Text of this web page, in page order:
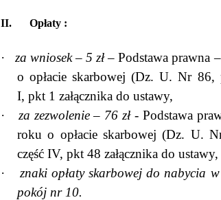
II. Opłaty :
· za wniosek – 5 zł– Podstawa prawna
o opłacie skarbowej (Dz. U. Nr
I, pkt 1 załącznika do ustawy,
·
za zezwolenie – 76 zł- Podstawa
roku o opłacie skarbowej (Dz. U.
część IV, pkt 48 załącznika do ustawy,
·
znaki opłaty skarbowej do nabycia
pokój nr 10.